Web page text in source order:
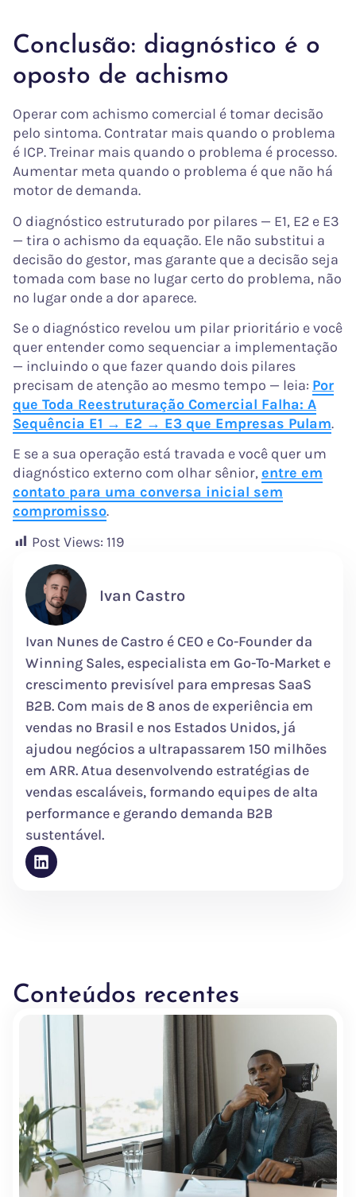
Conclusão: diagnóstico é o
oposto de achismo
Operar com achismo comercial é tomar decisão
pelo sintoma. Contratar mais quando o problema
é ICP. Treinar mais quando o problema é processo.
Aumentar meta quando o problema é que não há
motor de demanda.
O diagnóstico estruturado por pilares — E1, E2 e E3
— tira o achismo da equação. Ele não substitui a
decisão do gestor, mas garante que a decisão seja
tomada com base no lugar certo do problema, não
no lugar onde a dor aparece.
Se o diagnóstico revelou um pilar prioritário e você
quer entender como sequenciar a implementação
— incluindo o que fazer quando dois pilares
precisam de atenção ao mesmo tempo — leia: Por
que Toda Reestruturação Comercial Falha: A
Sequência E1 → E2 → E3 que Empresas Pulam.
E se a sua operação está travada e você quer um
diagnóstico externo com olhar sênior,entre em
contato para uma conversa inicial sem
compromisso.
Post Views: 119
Ivan Castro
Ivan Nunes de Castro é CEO e Co-Founder da
Winning Sales, especialista em Go-To-Market e
crescimento previsível para empresas SaaS
B2B. Com mais de 8 anos de experiência em
vendas no Brasil e nos Estados Unidos, já
ajudou negócios a ultrapassarem 150 milhões
em ARR. Atua desenvolvendo estratégias de
vendas escaláveis, formando equipes de alta
performance e gerando demanda B2B
sustentável.
Conteúdos recentes